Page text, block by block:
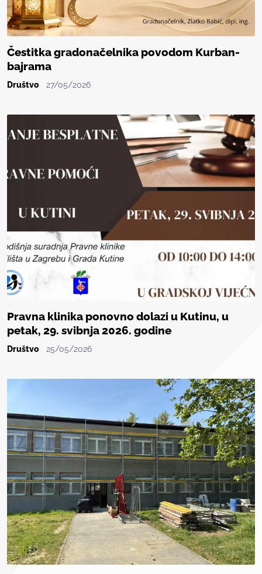
Čestitka gradonačelnika povodom Kurban-
bajrama
Društvo 27/05/2026
Pravna klinika ponovno dolazi u Kutinu, u
petak, 29. svibnja 2026. godine
Društvo 25/05/2026